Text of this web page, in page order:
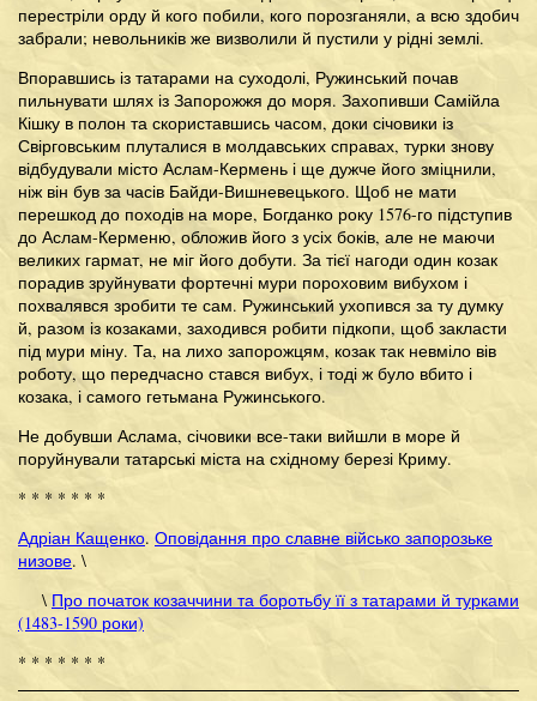
перестріли орду й кого побили, кого порозганяли, а всю здобич
забрали; невольників же визволили й пустили у рідні землі.
Впоравшись із татарами на суходолі, Ружинський почав
пильнувати шлях із Запорожжя до моря. Захопивши Самійла
Кішку в полон та скориставшись часом, доки січовики із
Свірговським плуталися в молдавських справах, турки знову
відбудували місто Аслам-Кермень і ще дужче його зміцнили,
ніж він був за часів Байди-Вишневецького. Щоб не мати
перешкод до походів на море, Богданко року 1576-го підступив
до Аслам-Керменю, обложив його з усіх боків, але не маючи
великих гармат, не міг його добути. За тієї нагоди один козак
порадив зруйнувати фортечні мури пороховим вибухом і
похвалявся зробити те сам. Ружинський ухопився за ту думку
й, разом із козаками, заходився робити підкопи, щоб закласти
під мури міну. Та, на лихо запорожцям, козак так невміло вів
роботу, що передчасно стався вибух, і тоді ж було вбито і
козака, і самого гетьмана Ружинського.
Не добувши Аслама, січовики все-таки вийшли в море й
поруйнували татарські міста на східному березі Криму.
* * * * * * *
Адріан Кащенко. Оповідання про славне військо запорозьке
низове. \
\ Про початок козаччини та боротьбу її з татарами й турками
(1483-1590 роки)
* * * * * * *